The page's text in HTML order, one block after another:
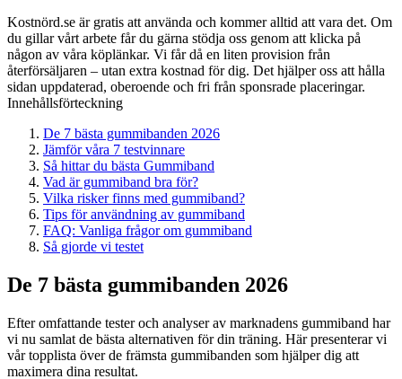
Kostnörd.se är gratis att använda och kommer alltid att vara det. Om
du gillar vårt arbete får du gärna stödja oss genom att klicka på
någon av våra köplänkar. Vi får då en liten provision från
återförsäljaren – utan extra kostnad för dig. Det hjälper oss att hålla
sidan uppdaterad, oberoende och fri från sponsrade placeringar.
Innehållsförteckning
De 7 bästa gummibanden 2026
Jämför våra 7 testvinnare
Så hittar du bästa Gummiband
Vad är gummiband bra för?
Vilka risker finns med gummiband?
Tips för användning av gummiband
FAQ: Vanliga frågor om gummiband
Så gjorde vi testet
De 7 bästa gummibanden 2026
Efter omfattande tester och analyser av marknadens gummiband har
vi nu samlat de bästa alternativen för din träning. Här presenterar vi
vår topplista över de främsta gummibanden som hjälper dig att
maximera dina resultat.